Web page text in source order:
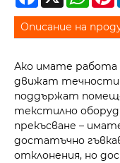
Описание на
Ако имате
движат течности
поддържат
текстилно
прекъсване –
достатъчно
отклонения, но